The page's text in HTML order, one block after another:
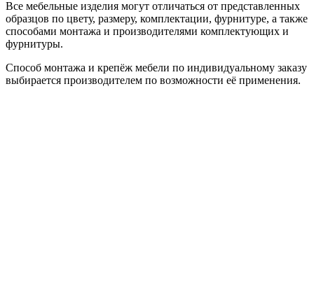
Все мебельные изделия могут отличаться от представленных
образцов по цвету, размеру, комплектации, фурнитуре, а также
способами монтажа и производителями комплектующих и
фурнитуры.
Способ монтажа и крепёж мебели по индивидуальному заказу
выбирается производителем по возможности её применения.